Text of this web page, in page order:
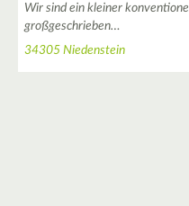
Wir sind ein kleiner
großgeschrieben…
34305 Niedenstein